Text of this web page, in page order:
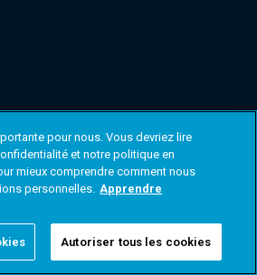
pour nous. Vous devriez lire
et notre politique en
mieux comprendre comment nous
personnelles. Apprendre
Autoriser tous les cookies